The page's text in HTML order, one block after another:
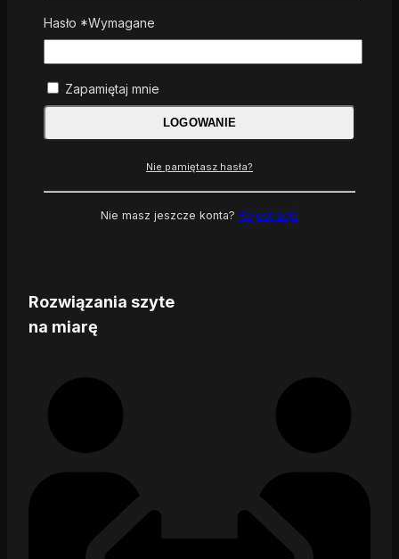
Rozwiązania szyte
na miarę
Hasło *Wymagane
Zapamiętaj mnie
LOGOWANIE
Nie pamiętasz hasła?
Nie masz jeszcze konta? Rejestracja